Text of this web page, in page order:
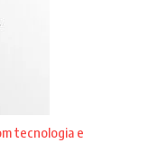
tecnologia e